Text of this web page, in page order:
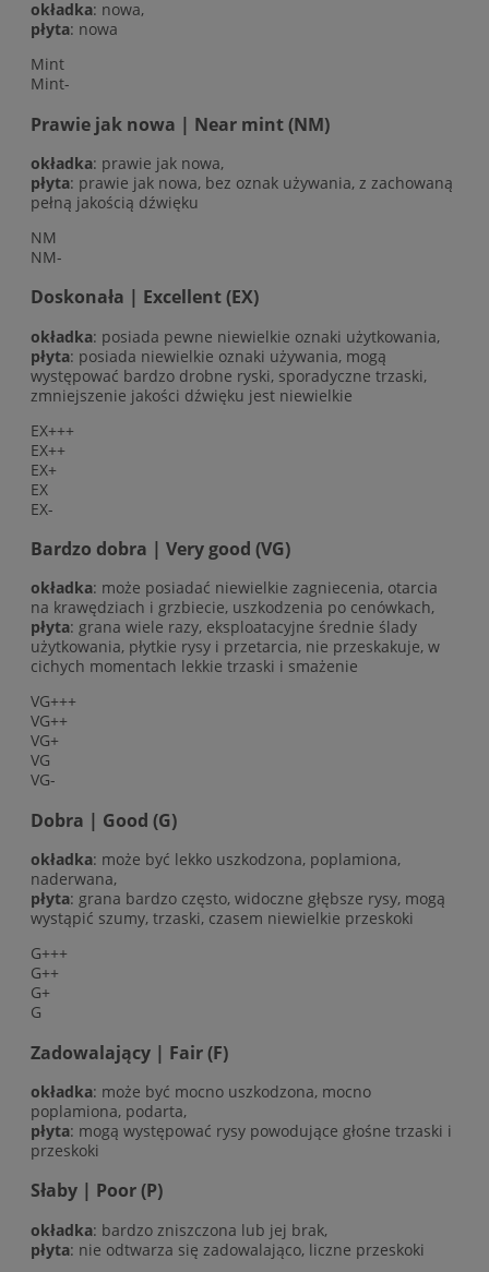
okładka: nowa,
płyta: nowa
Mint
Mint-
Prawie jak nowa | Near mint (NM)
okładka: prawie jak nowa,
płyta: prawie jak nowa, bez oznak używania, z zachowaną
pełną jakością dźwięku
NM
NM-
Doskonała | Excellent (EX)
okładka: posiada pewne niewielkie oznaki użytkowania,
płyta: posiada niewielkie oznaki używania, mogą
występować bardzo drobne ryski, sporadyczne trzaski,
zmniejszenie jakości dźwięku jest niewielkie
EX+++
EX++
EX+
EX
EX-
Bardzo dobra | Very good (VG)
okładka: może posiadać niewielkie zagniecenia, otarcia
na krawędziach i grzbiecie, uszkodzenia po cenówkach,
płyta: grana wiele razy, eksploatacyjne średnie ślady
użytkowania, płytkie rysy i przetarcia, nie przeskakuje, w
cichych momentach lekkie trzaski i smażenie
VG+++
VG++
VG+
VG
VG-
Dobra | Good (G)
okładka: może być lekko uszkodzona, poplamiona,
naderwana,
płyta: grana bardzo często, widoczne głębsze rysy, mogą
wystąpić szumy, trzaski, czasem niewielkie przeskoki
G+++
G++
G+
G
Zadowalający | Fair (F)
okładka: może być mocno uszkodzona, mocno
poplamiona, podarta,
płyta: mogą występować rysy powodujące głośne trzaski i
przeskoki
Słaby | Poor (P)
okładka: bardzo zniszczona lub jej brak,
płyta: nie odtwarza się zadowalająco, liczne przeskoki